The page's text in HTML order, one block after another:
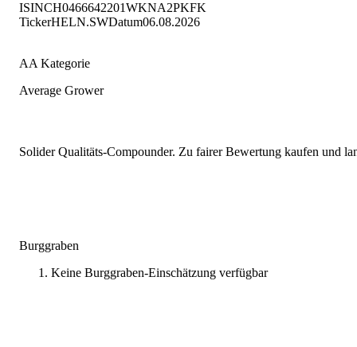
ISINCH0466642201WKNA2PKFK
TickerHELN.SWDatum06.08.2026
AA Kategorie
Average Grower
Solider Qualitäts-Compounder. Zu fairer Bewertung kaufen und
Burggraben
Keine Burggraben-Einschätzung verfügbar